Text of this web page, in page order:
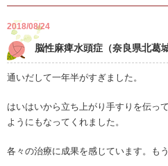
2018/08/24
脳性麻痺水頭症（奈良県北葛
通いだして一年半がすぎました。
はいはいから立ち上がり手すりを伝っ
ようにもなってくれました。
各々の治療に成果を感じています。も